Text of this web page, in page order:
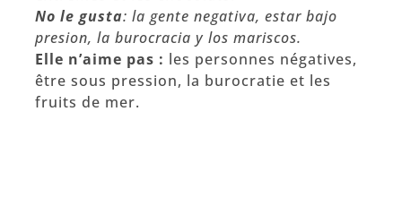
No le gusta: la gente negativa, estar bajo
presion, la burocracia y los mariscos.
Elle n’aime pas : les personnes négatives,
être sous pression, la burocratie et les
fruits de mer.